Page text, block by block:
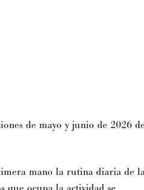
de mayo y junio de 2026
mano la rutina diaria de